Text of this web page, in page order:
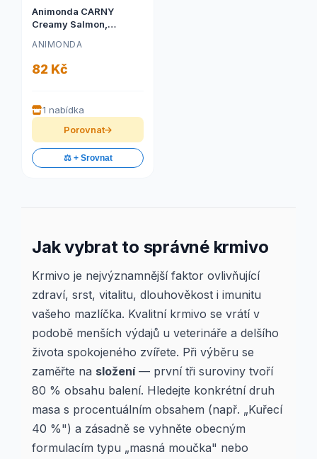
Animonda CARNY
Creamy Salmon,
losos s taurinem, 6 x 15
g
ANIMONDA
82 Kč
1 nabídka
Porovnat
⚖️ + Srovnat
Jak vybrat to správné krmivo
Krmivo je nejvýznamnější faktor ovlivňující
zdraví, srst, vitalitu, dlouhověkost i imunitu
vašeho mazlíčka. Kvalitní krmivo se vrátí v
podobě menších výdajů u veterináře a delšího
života spokojeného zvířete. Při výběru se
zaměřte na složení— první tři suroviny tvoří
80 % obsahu balení. Hledejte konkrétní druh
masa s procentuálním obsahem (např. „Kuřecí
40 %") a zásadně se vyhněte obecným
formulacím typu „masná moučka" nebo